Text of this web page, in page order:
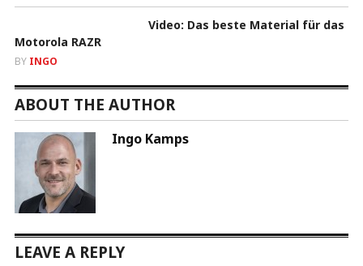
Video: Das beste Material für das
Motorola RAZR
BY INGO
ABOUT THE AUTHOR
Ingo Kamps
LEAVE A REPLY